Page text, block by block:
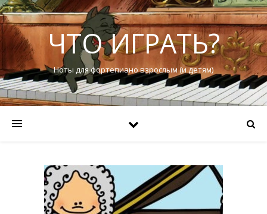
ЧТО ИГРАТЬ?
Ноты для фортепиано взрослым (и детям)